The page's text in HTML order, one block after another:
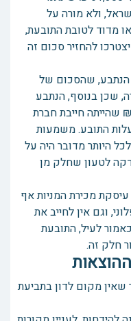
ולא מורה על
₪ מהנתבע או מדוד לטובת התובעת,
להחזיר סכום זה
הנתבע, שהסכום של
שכן בנוסף, הנתבע
ערב באופן אישי לחוב של 330,000 ₪ שהייתה חייבת חברת
התובע. משמעות
היותר מדובר היה על
לטעון שחלק מן
מכירת המניות אף
וגם אין לחייב את
לעיל, התובעת
חלק זה.
מקום לדון בתביעת